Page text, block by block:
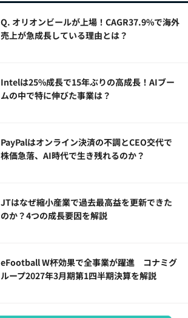
Q. オリオンビールが上場！CAGR37.9%で海外
売上が急成長している理由とは？
Intelは25%成長で15年ぶりの高成長！AIブー
ムの中で特に伸びた事業は？
PayPalはオンライン決済の不調とCEO交代で
株価急落、AI時代で生き残れるのか？
JTはなぜ縮小産業で過去最高益を更新できた
のか？4つの成長要因を解説
eFootball W杯効果で全事業が躍進 コナミグ
ループ2027年3月期第1四半期決算を解説